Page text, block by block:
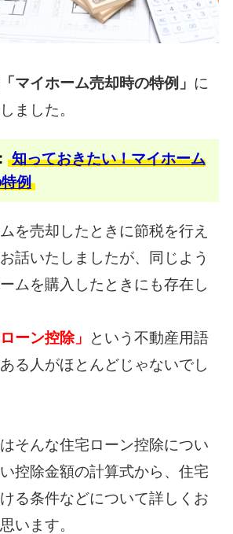
「マイホーム売却時の特例」 に
ました。
知っておきたい！マイホーム
例
を売却したときに節税を行え
話いたしましたが、
同じよう
ムを購入したときにも存在し
ーン控除」
という不動産用語
る人がほとんどじゃないでし
そんな住宅ローン控除につい
控除金額の計算式から、 住宅
る条件などについて詳しくお
います。